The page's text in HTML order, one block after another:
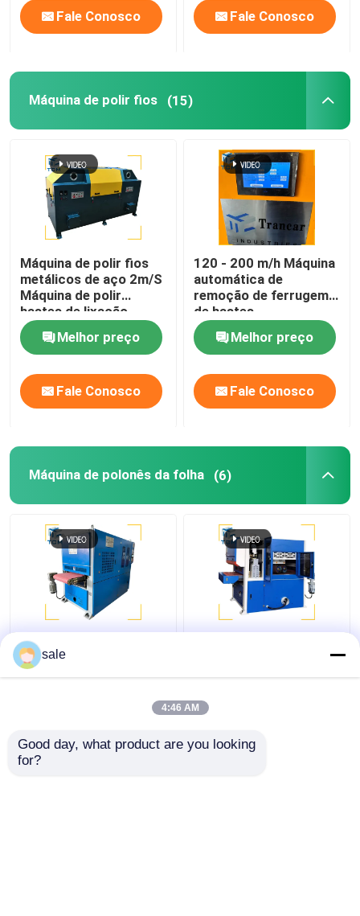
Fale Conosco Fale Conosco
Máquina de polir fios (15)
Máquina de polir fios
metálicos de aço 2m/S
Máquina de polir
hastes de lixação
Melhor preço
Fale Conosco
120 - 200 m/h Máquina
automática de
remoção de ferrugem
de hastes
Melhor preço
Fale Conosco
Máquina de polonês da folha (6)
Máquina de polir folhas
de aço, lixação
automática,
folhas de aço
sale
4:46 AM
Good day, what product are you looking
for?